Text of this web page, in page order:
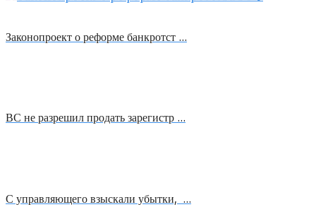
Законопроект о реформе банкротст …
ВС не разрешил продать зарегистр …
С управляющего взыскали убытки, …